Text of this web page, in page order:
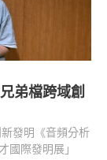
弟檔跨域創
發明《音頻分析
際發明展」